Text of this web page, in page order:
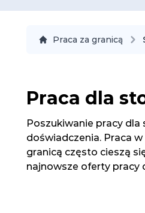
Praca za granicą
Praca dla
Poszukiwanie pracy
doświadczenia. Praca
granicą często cieszą
najnowsze oferty pracy